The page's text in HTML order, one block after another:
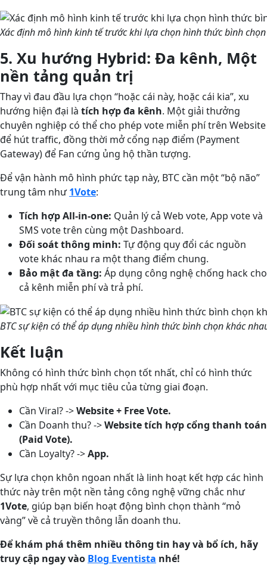
Xác định mô hình kinh tế trước khi lựa chọn hình thức bình chọn
5. Xu hướng Hybrid: Đa kênh, Một
nền tảng quản trị
Thay vì đau đầu lựa chọn “hoặc cái này, hoặc cái kia”, xu
hướng hiện đại là tích hợp đa kênh. Một giải thưởng
chuyên nghiệp có thể cho phép vote miễn phí trên Website
để hút traffic, đồng thời mở cổng nạp điểm (Payment
Gateway) để Fan cứng ủng hộ thần tượng.
Để vận hành mô hình phức tạp này, BTC cần một “bộ não”
trung tâm như1Vote:
Tích hợp All-in-one: Quản lý cả Web vote, App vote và
SMS vote trên cùng một Dashboard.
Đối soát thông minh: Tự động quy đổi các nguồn
vote khác nhau ra một thang điểm chung.
Bảo mật đa tầng: Áp dụng công nghệ chống hack cho
cả kênh miễn phí và trả phí.
BTC sự kiện có thể áp dụng nhiều hình thức bình chọn khác
Kết luận
Không có hình thức bình chọn tốt nhất, chỉ có hình thức
phù hợp nhất với mục tiêu của từng giai đoạn.
Cần Viral? ->Website + Free Vote.
Cần Doanh thu? ->Website tích hợp cổng thanh toán
(Paid Vote).
Cần Loyalty? ->App.
Sự lựa chọn khôn ngoan nhất là linh hoạt kết hợp các hình
thức này trên một nền tảng công nghệ vững chắc như
1Vote, giúp bạn biến hoạt động bình chọn thành “mỏ
vàng” về cả truyền thông lẫn doanh thu.
Để khám phá thêm nhiều thông tin hay và bổ ích, hãy
truy cập ngay vào Blog Eventista nhé!